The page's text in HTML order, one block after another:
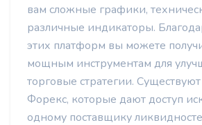
вам сложные графики,
различные индикаторы.
этих платформ вы можете
мощным инструментам для
торговые стратегии.
Форекс, которые дают доступ
одному поставщику